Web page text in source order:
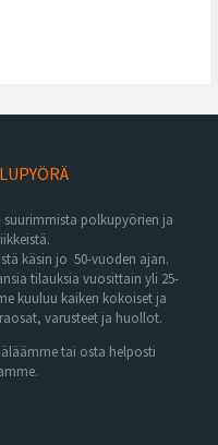
suurimmista polkupyörien ja
käsin jo 50-vuoden ajan.
tilauksia vuosittain yli 25-
kuuluu kaiken kokoiset ja
varusteet ja huollot.
tai osta helposti